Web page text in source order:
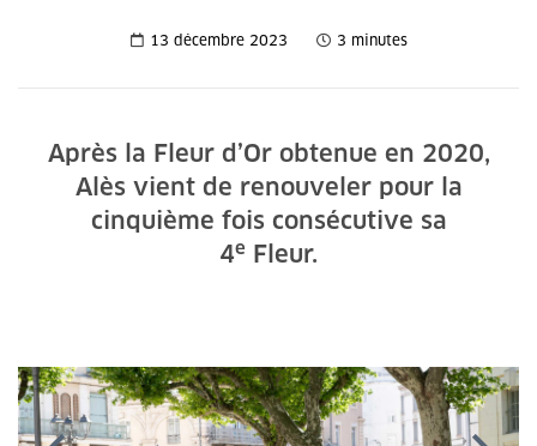
13 décembre 2023 3 minutes
Après la Fleur d’Or obtenue en 2020,
Alès vient de renouveler pour la
cinquième fois consécutive sa
4e Fleur.